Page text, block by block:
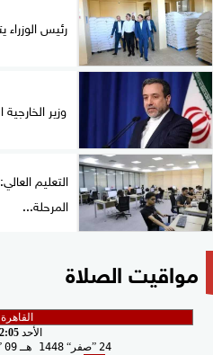
رئيس
وزير
التعليم
المرحلة...
مواقيت الصلاة
الأحد12:05
24 صفر 1448 هـ 09